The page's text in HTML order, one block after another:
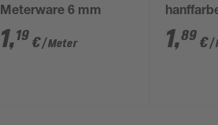
Meterware 6 mm
1,19 €/ Meter
8 mm
1,89 €/